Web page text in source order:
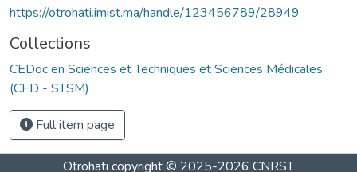
https://otrohati.imist.ma/handle/123456789/28949
Collections
CEDoc en Sciences et Techniques et Sciences Médicales
(CED - STSM)
Full item page
Otrohati copyright © 2025-2026 CNRST